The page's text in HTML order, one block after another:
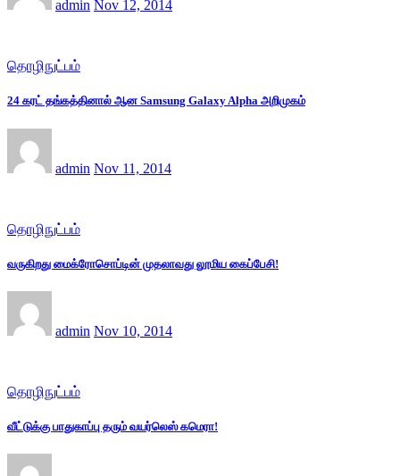
admin Nov 12, 2014
தொழிநுட்பம்
24 கரட் தங்கத்தினால் ஆன Samsung Galaxy Alpha அறிமுகம்
admin Nov 11, 2014
தொழிநுட்பம்
வருகிறது மைக்ரோசொப்டின் முதலாவது லூமிய கைப்பேசி!
admin Nov 10, 2014
தொழிநுட்பம்
வீட்டுக்கு பாதுகாப்பு தரும் வயர்லெஸ் கமெரா!